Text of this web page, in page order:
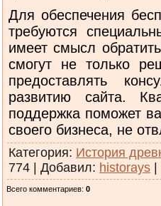
Для обеспечения
требуются
имеет смысл
смогут не только
предоставлять
развитию сайта.
поддержка поможет
своего бизнеса, не
Категория: История
774 | Добавил: historays |
Всего комментариев: 0